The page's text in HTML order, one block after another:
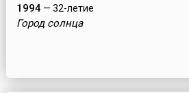
1994— 32-летие
Город солнца